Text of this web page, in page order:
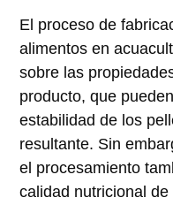
El proceso de
alimentos en
sobre las
producto, que
estabilidad de los
resultante. Sin
el procesamiento
calidad nutricional